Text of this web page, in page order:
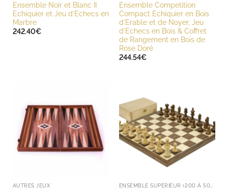
Ensemble Noir et Blanc II
Echiquier et Jeu d’Echecs en
Marbre
242.40€
Ensemble Competition
Compact Echiquier en Bois
d’Erable et de Noyer, Jeu
d’Echecs en Bois & Coffret
de Rangement en Bois de
Rose Doré
244.54€
AUTRES JEUX